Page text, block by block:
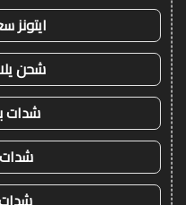
شحن
شدات
شدات